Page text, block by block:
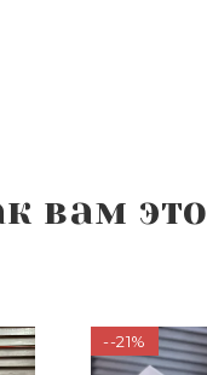
вам это
--21%